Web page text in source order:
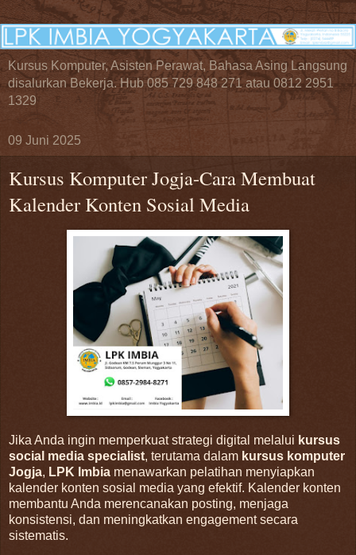
Kursus Komputer, Asisten Perawat, Bahasa Asing Langsung
disalurkan Bekerja. Hub 085 729 848 271 atau 0812 2951
1329
09 Juni 2025
Kursus Komputer Jogja-Cara Membuat
Kalender Konten Sosial Media
Jika Anda ingin memperkuat strategi digital melalui kursus
social media specialist, terutama dalam kursus komputer
Jogja, LPK Imbia menawarkan pelatihan menyiapkan
kalender konten sosial media yang efektif. Kalender konten
membantu Anda merencanakan posting, menjaga
konsistensi, dan meningkatkan engagement secara
sistematis.